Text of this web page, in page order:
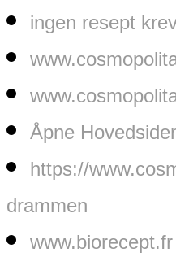
ingen resept
Åpne
https://
drammen
www.biorecept.fr